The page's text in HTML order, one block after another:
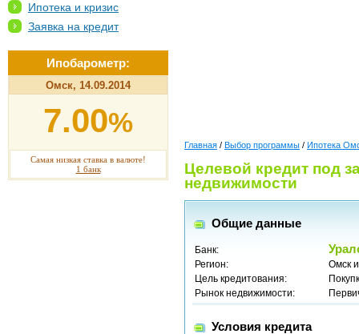
Ипотека и кризис
Заявка на кредит
Ипобарометр:
Омск, 14.09.2014
7.00%
Самая низкая ставка в валюте!
1 банк
Главная / Выбор программы / Ипотека
Целевой кредит под
недвижимости
Общие данные
Банк:
Регион:
Омск
Цель кредитования:
Рынок недвижимости:
Условия кредита